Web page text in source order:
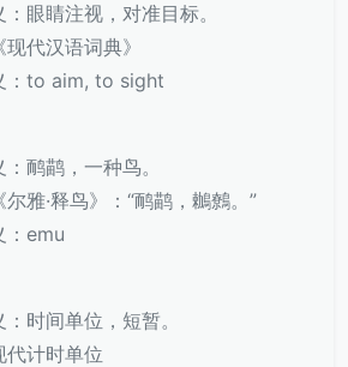
眼睛注视，对准目标。
代汉语词典》
：to aim, to sight
鸸鹋，一种鸟。
雅·释鸟》：“鸸鹋，鶒鷯。”
：emu
时间单位，短暂。
代计时单位